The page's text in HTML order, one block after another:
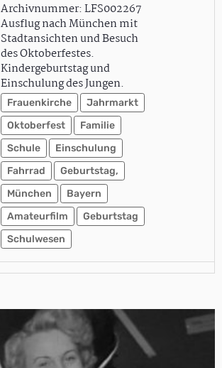
Archivnummer: LFS002267
Ausflug nach München mit
Stadtansichten und Besuch
des Oktoberfestes.
Kindergeburtstag und
Einschulung des Jungen.
Frauenkirche
Jahrmarkt
Oktoberfest
Familie
Schule
Einschulung
Fahrrad
Geburtstag,
München
Bayern
Amateurfilm
Geburtstag
Schulwesen